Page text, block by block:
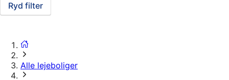
Ryd filter
Alle lejeboliger